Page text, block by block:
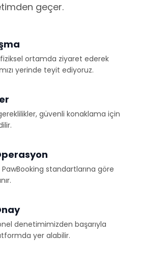
geçer.
ortamda ziyaret ederek
yerinde teyit ediyoruz.
güvenli konaklama için
standartlarına göre
denetimimizden başarıyla
yer alabilir.